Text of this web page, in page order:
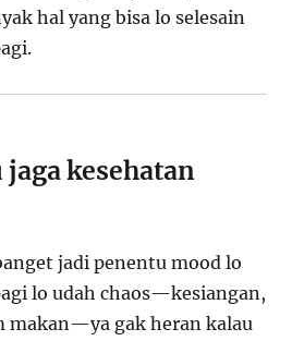
hal yang bisa lo selesain
jaga kesehatan
jadi penentu mood lo
lo udah chaos—kesiangan,
makan—ya gak heran kalau